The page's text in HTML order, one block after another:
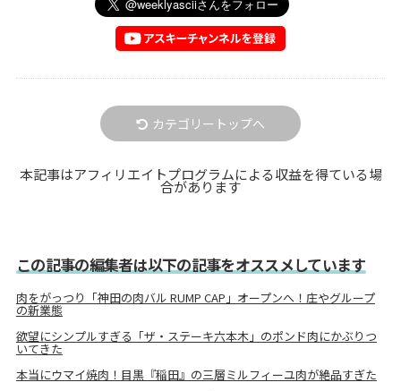
カテゴリートップへ
本記事はアフィリエイトプログラムによる収益を得ている場
合があります
この記事の編集者は以下の記事をオススメしています
肉をがっつり「神田の肉バル RUMP CAP」オープンへ！庄やグループ
の新業態
欲望にシンプルすぎる「ザ・ステーキ六本木」のポンド肉にかぶりつ
いてきた
本当にウマイ焼肉！目黒『稲田』の三層ミルフィーユ肉が絶品すぎた